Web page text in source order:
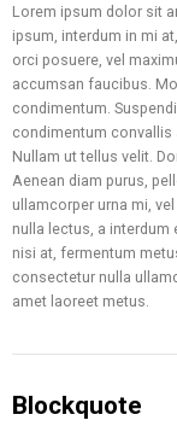
Lorem ipsum dolor sit
ipsum, interdum in mi
orci posuere, vel
accumsan faucibus.
condimentum.
condimentum convallis
Nullam ut tellus velit.
Aenean diam purus,
ullamcorper urna mi,
nulla lectus, a
nisi at, fermentum
consectetur nulla
amet laoreet metus.
Blockquote